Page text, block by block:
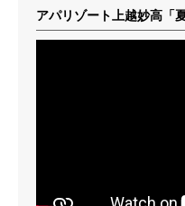
アパリゾート上越妙高「